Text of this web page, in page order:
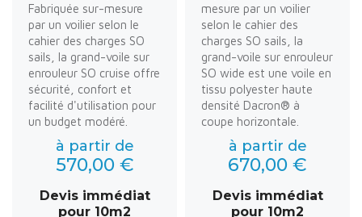
Fabriquée sur-mesure
par un voilier selon le
cahier des charges SO
sails, la grand-voile sur
enrouleur SO cruise offre
sécurité, confort et
facilité d'utilisation pour
un budget modéré.
à partir de
570,00 €
Devis immédiat
pour 10m2
mesure par un voilier
selon le cahier des
charges SO sails, la
grand-voile sur enrouleur
SO wide est une voile en
tissu polyester haute
densité Dacron® à
coupe horizontale.
à partir de
670,00 €
Devis immédiat
pour 10m2